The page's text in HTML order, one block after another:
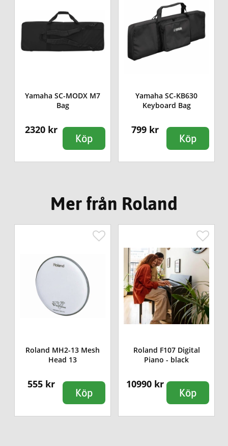
Yamaha SC-MODX M7
Bag
2320 kr
Köp
Yamaha SC-KB630
Keyboard Bag
799 kr
Köp
Mer från Roland
Roland MH2-13 Mesh
Head 13
555 kr
Köp
Roland F107 Digital
Piano - black
10990 kr
Köp